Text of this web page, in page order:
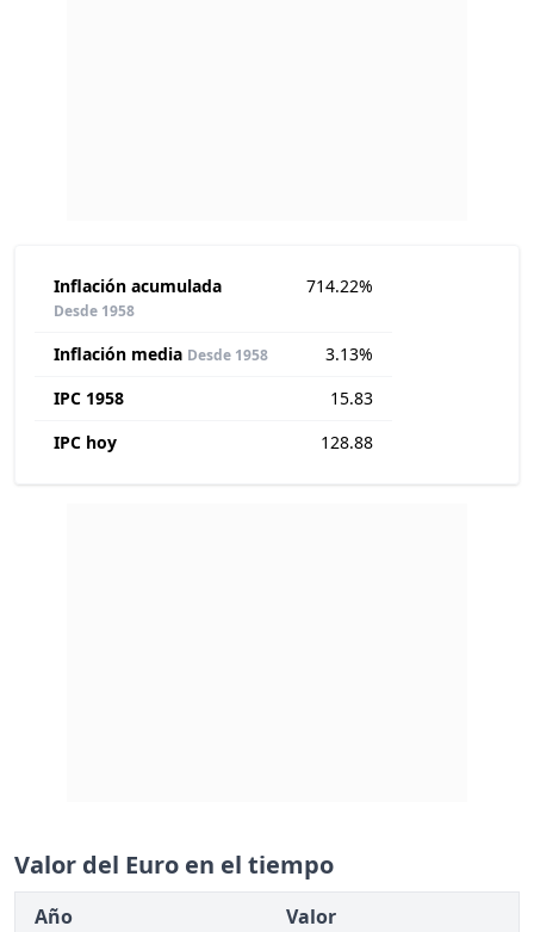
Inflación acumulada
Desde 1958
714.22%
Inflación media Desde 1958
3.13%
IPC 1958
15.83
IPC hoy
128.88
Valor del Euro en el tiempo
Año
Valor